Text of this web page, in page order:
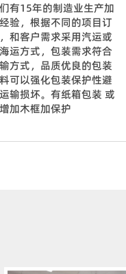
有15年的制造业生产加
验，根据不同的项目订
和客户需求采用汽运或
运方式，包装需求符合
方式，品质优良的包装
可以强化包装保护性避
输损坏。有纸箱包装 或
加木框加保护